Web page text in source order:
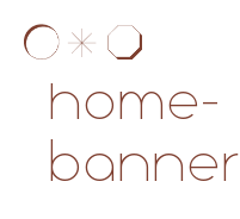
home-
banner